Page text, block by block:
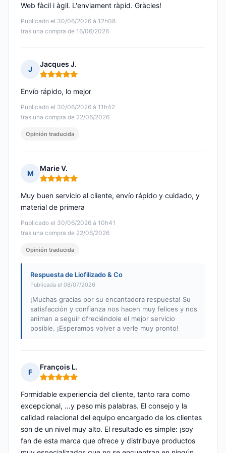
Publicado el 30/06/2026 à 12h08
tras una compra de 16/06/2026
Web fàcil i àgil. L'enviament ràpid. Gràcies!
J
Jacques J.
Nota: 5 de 5
Publicado el 30/06/2026 à 11h42
tras una compra de 22/06/2026
Envío rápido, lo mejor
Opinión traducida
M
Marie V.
Nota: 5 de 5
Publicado el 30/06/2026 à 10h41
tras una compra de 22/06/2026
Muy buen servicio al cliente, envío rápido y cuidado, y
material de primera
Opinión traducida
Respuesta de Liofilizado & Co
Publicada el 08/07/2026
¡Muchas gracias por su encantadora respuesta! Su
satisfacción y confianza nos hacen muy felices y nos
animan a seguir ofreciéndole el mejor servicio
posible. ¡Esperamos volver a verle muy pronto!
F
François L.
Nota: 5 de 5
Formidable experiencia del cliente, tanto rara como
excepcional, ...y peso mis palabras. El consejo y la
calidad relacional del equipo encargado de los clientes
son de un nivel muy alto. El resultado es simple: ¡soy
fan de esta marca que ofrece y distribuye productos